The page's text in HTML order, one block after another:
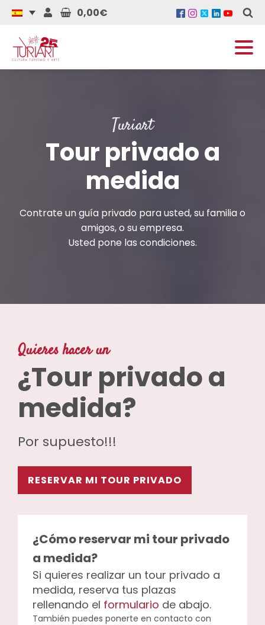
0,00€
Turiart
Tour privado a
medida
Contrate un guía privado para usted, su familia o
amigos, o su empresa.
Usted pone las condiciones.
Quieres hacer un
¿Tour privado a
medida?
Por supuesto!!!
RESERVAR MI TOUR PRIVADO
¿Cómo reservar mi tour privado
a medida?
Si quieres realizar un tour privado a
medida, reserva tus plazas
rellenando el formulario de abajo.
También puedes ponerte en contacto con